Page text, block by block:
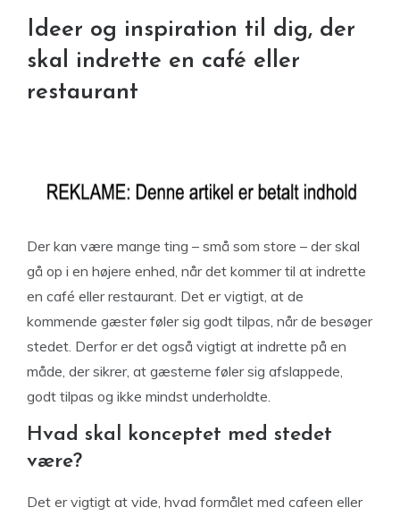
Ideer og inspiration til dig, der
skal indrette en café eller
restaurant
Der kan være mange ting – små som store – der skal
gå op i en højere enhed, når det kommer til at indrette
en café eller restaurant. Det er vigtigt, at de
kommende gæster føler sig godt tilpas, når de besøger
stedet. Derfor er det også vigtigt at indrette på en
måde, der sikrer, at gæsterne føler sig afslappede,
godt tilpas og ikke mindst underholdte.
Hvad skal konceptet med stedet
være?
Det er vigtigt at vide, hvad formålet med cafeen eller